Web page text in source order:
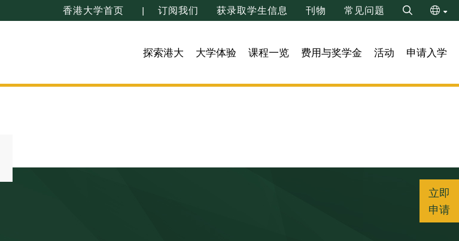
香港大学首页 订阅我们 获录取学生信息 刊物 常见问题
Search
繁
探索港大 大学体验 课程一览 费用与奖学金 活动 申请入学
立即
申请